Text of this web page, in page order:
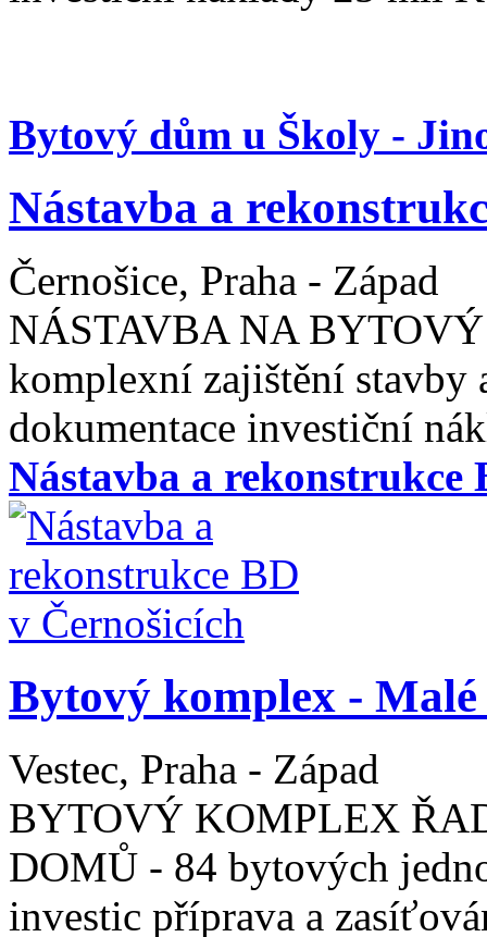
Bytový dům u Školy -
Nástavba a
Černošice, Praha - Západ
NÁSTAVBA NA BYTOVÝ
komplexní zajištění
dokumentace investiční
Nástavba a rekonstrukce
Bytový komplex - Malé
Vestec, Praha - Západ
BYTOVÝ KOMPLEX
DOMŮ - 84 bytových
investic příprava a